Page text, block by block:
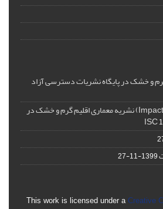
و خشک در پایگاه نشریات دسترسی آزاد
ارتقا ضریب تاثیر (Impact Factor) نشریه معماری اقلیم گرم و خشک در
1399-11-27
This work is licensed under a Creative